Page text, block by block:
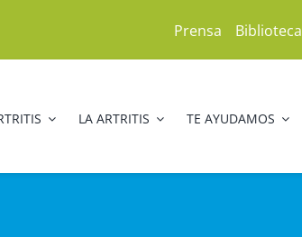
Prensa Biblioteca
LA ARTRITIS TE AYUDAMOS